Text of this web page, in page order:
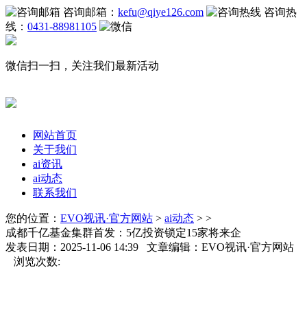
咨询邮箱： kefu@qiye126.com
咨询热
线： 0431-88981105
微信扫一扫，关注我们最新活动
网站首页
关于我们
ai资讯
ai动态
联系我们
您的位置： EVO视讯·官方网站 > ai动态 > >
成都千亿基金集群首发：5亿投资锁定15家将来企
发表日期：2025-11-06 14:39 文章编辑：EVO视讯·官方网站
浏览次数: